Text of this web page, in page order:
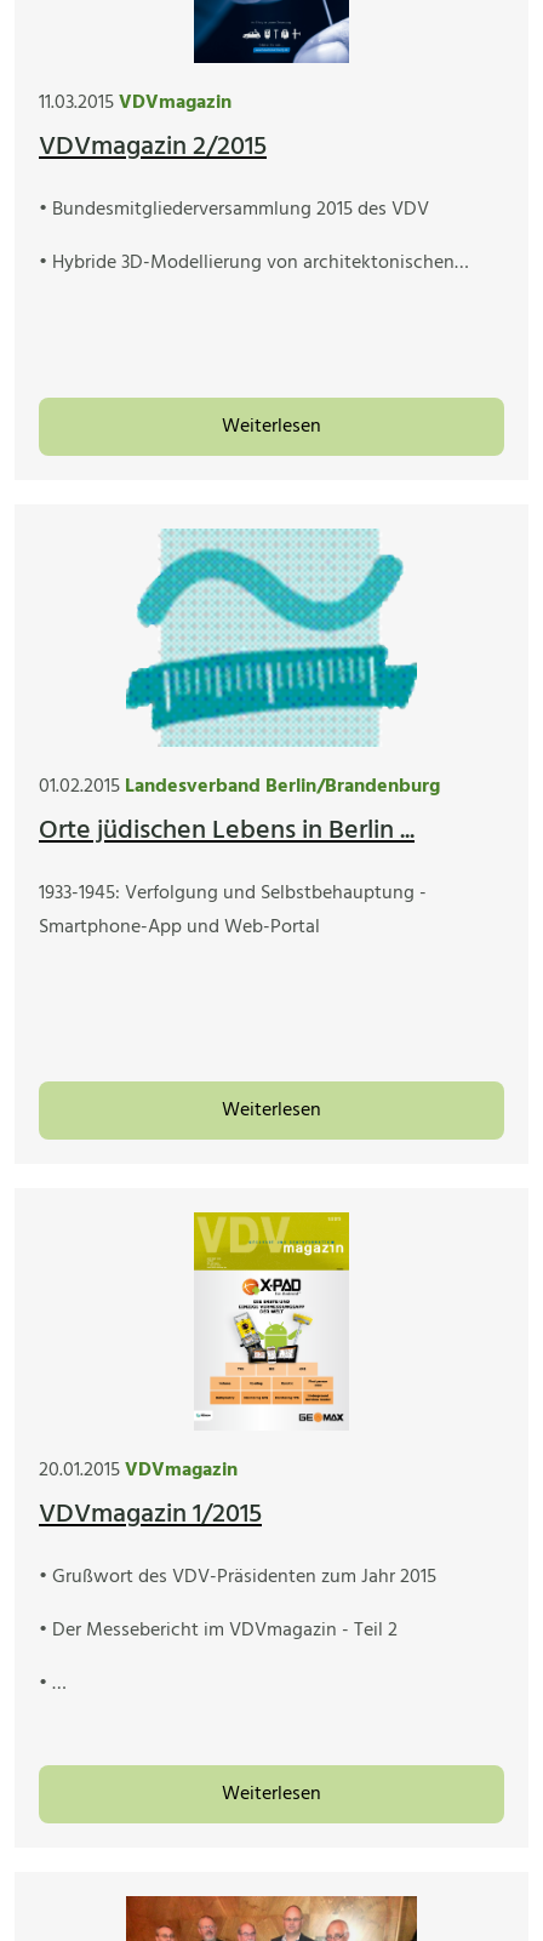
11.03.2015VDVmagazin
VDVmagazin 2/2015
• Bundesmitgliederversammlung 2015 des VDV
• Hybride 3D-Modellierung von architektonischen…
Weiterlesen
01.02.2015Landesverband Berlin/Brandenburg
Orte jüdischen Lebens in Berlin ...
1933-1945: Verfolgung und Selbstbehauptung -
Smartphone-App und Web-Portal
Weiterlesen
20.01.2015VDVmagazin
VDVmagazin 1/2015
• Grußwort des VDV-Präsidenten zum Jahr 2015
• Der Messebericht im VDVmagazin - Teil 2
• …
Weiterlesen